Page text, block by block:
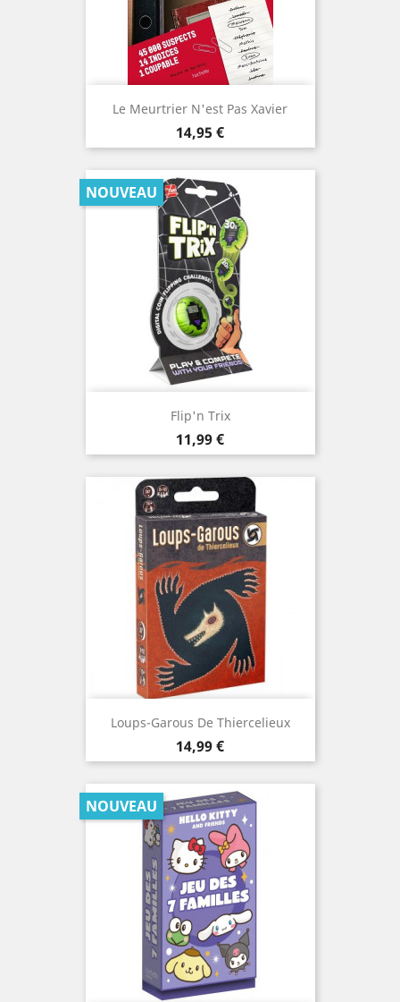
Le Meurtrier N'est Pas Xavier
Prix
14,95 €
Flip'n Trix
Prix
11,99 €
NOUVEAU
Loups-Garous De Thiercelieux
Prix
14,99 €
NOUVEAU